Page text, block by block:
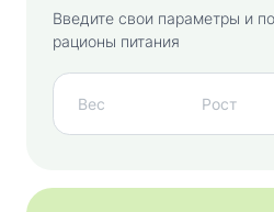
Введите свои параметры и
рационы питания